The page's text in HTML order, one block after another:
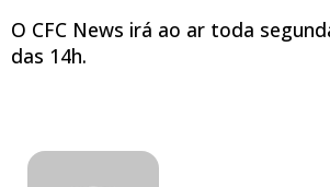
O CFC News irá ao ar toda
das 14h.